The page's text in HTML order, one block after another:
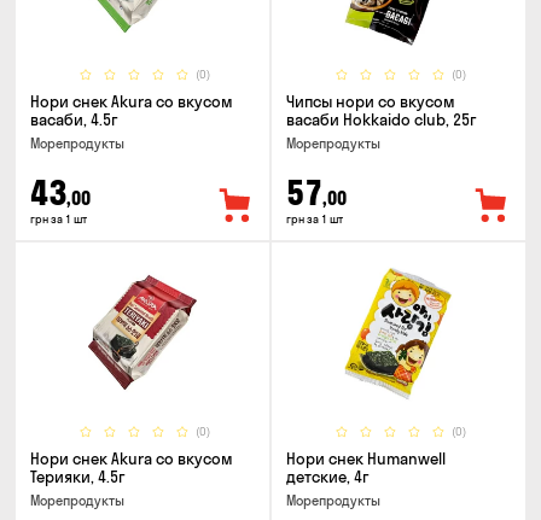
(0)
Нори снек Akura со вкусом
васаби, 4.5г
Морепродукты
43,00
грн за 1 шт
(0)
Чипсы нори со вкусом
васаби Hokkaido club, 25г
Морепродукты
57,00
грн за 1 шт
(0)
Нори снек Akura со вкусом
Терияки, 4.5г
Морепродукты
(0)
Нори снек Humanwell
детские, 4г
Морепродукты